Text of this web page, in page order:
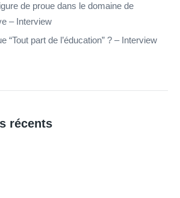
de proue dans le domaine de
– Interview
“Tout part de l’éducation” ? – Interview
récents